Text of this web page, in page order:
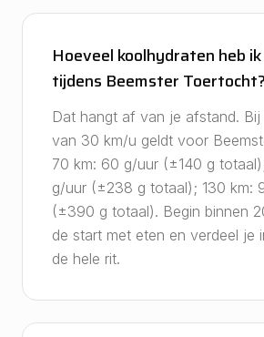
Hoeveel koolhydraten heb
tijdens Beemster Toertocht?
Dat hangt af van je afstand.
van 30 km/u geldt voor
70 km: 60 g/uur (±140 g
g/uur (±238 g totaal); 130 km:
(±390 g totaal). Begin binnen
de start met eten en verdeel je
de hele rit.